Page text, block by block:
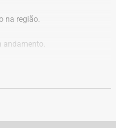
e financiadores;
no processo;
que não fossem
por contas ainda não
na região.
andamento.